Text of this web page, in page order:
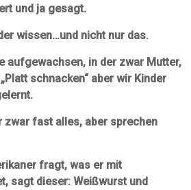
und ja gesagt.
wissen…und nicht nur das.
aufgewachsen, in der zwar Mutter,
schnacken“ aber wir Kinder
zwar fast alles, aber sprechen
fragt, was er mit
sagt dieser: Weißwurst und